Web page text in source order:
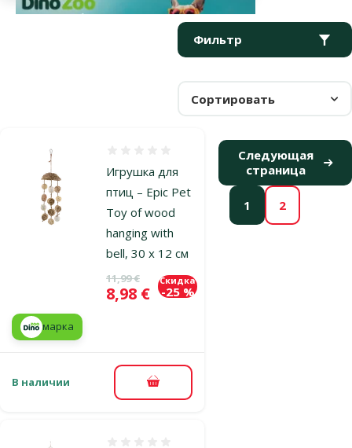
Фильтр
Сортировать
Продукты в категории Подвесные игрушки для птиц
Игрушка для
птиц – Epic Pet
Toy of wood
hanging with
bell, 30 x 12 см
Исходная цена
11,99 €
Цена
8,98 €
Скидка
-25 %
марка
В наличии В корзину
1 2
Следующая
страница